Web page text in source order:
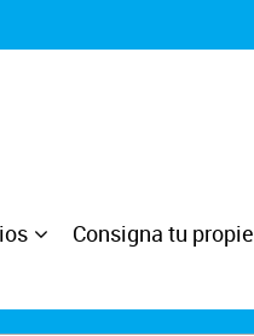
Consigna tu